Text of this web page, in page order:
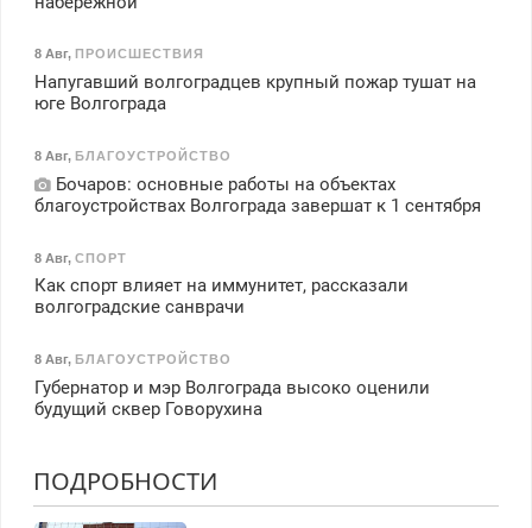
8 Авг, ПРОИСШЕСТВИЯ
Напугавший волгоградцев крупный пожар тушат на
юге Волгограда
8 Авг, БЛАГОУСТРОЙСТВО
Бочаров: основные работы на объектах
благоустройствах Волгограда завершат к 1 сентября
8 Авг, СПОРТ
Как спорт влияет на иммунитет, рассказали
волгоградские санврачи
8 Авг, БЛАГОУСТРОЙСТВО
Губернатор и мэр Волгограда высоко оценили
будущий сквер Говорухина
ПОДРОБНОСТИ